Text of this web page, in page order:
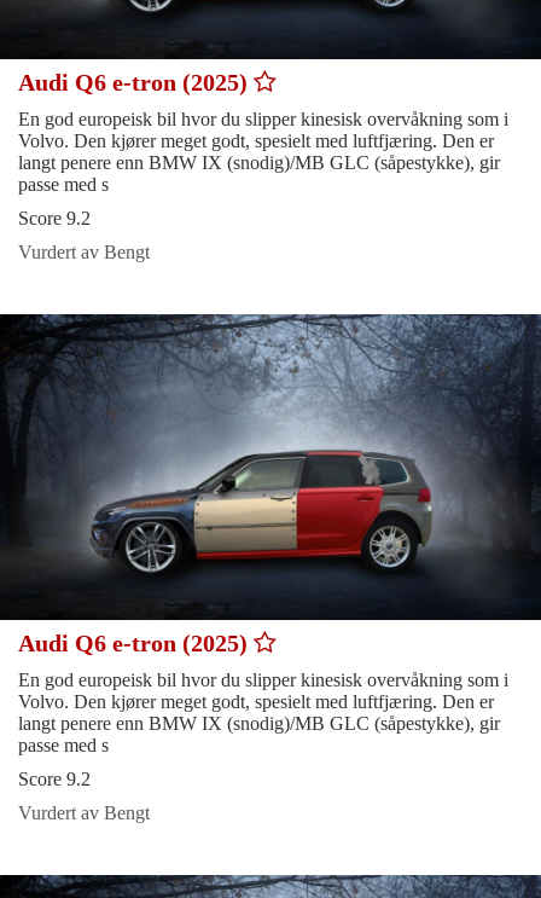
Audi Q6 e-tron (2025)
En god europeisk bil hvor du slipper kinesisk overvåkning som i
Volvo. Den kjører meget godt, spesielt med luftfjæring. Den er
langt penere enn BMW IX (snodig)/MB GLC (såpestykke), gir
passe med s
Score 9.2
Vurdert av Bengt
Audi Q6 e-tron (2025)
En god europeisk bil hvor du slipper kinesisk overvåkning som i
Volvo. Den kjører meget godt, spesielt med luftfjæring. Den er
langt penere enn BMW IX (snodig)/MB GLC (såpestykke), gir
passe med s
Score 9.2
Vurdert av Bengt